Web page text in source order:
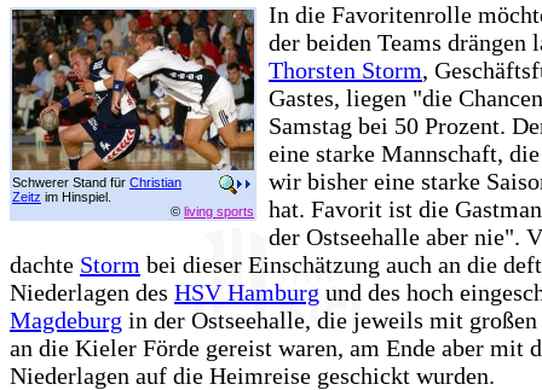
Schwerer Stand für Christian
Zeitz im Hinspiel.
© living sports
In die Favoritenrolle
der beiden Teams drängen
Thorsten Storm,
Gastes, liegen "die
Samstag bei 50 Prozent.
eine starke Mannschaft,
wir bisher eine starke
hat. Favorit ist die
der Ostseehalle aber nie".
dachte Storm bei dieser Einschätzung auch an die
Niederlagen des HSV Hamburg und des hoch
Magdeburg in der Ostseehalle, die jeweils mit
an die Kieler Förde gereist waren, am Ende aber mit
Niederlagen auf die Heimreise geschickt wurden.